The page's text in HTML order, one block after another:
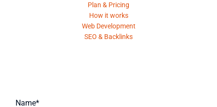
Plan & Pricing
How it works
Web Development
SEO & Backlinks